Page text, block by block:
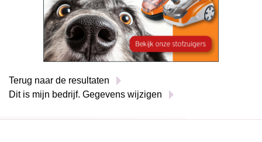
Terug naar de resultaten
Dit is mijn bedrijf. Gegevens wijzigen